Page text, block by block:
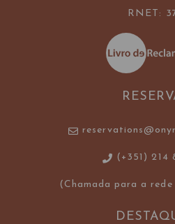
RNET:
(+351) 214
(Chamada para a